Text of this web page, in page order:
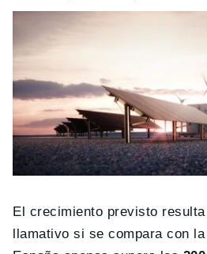
El crecimiento previsto
llamativo si se compara con